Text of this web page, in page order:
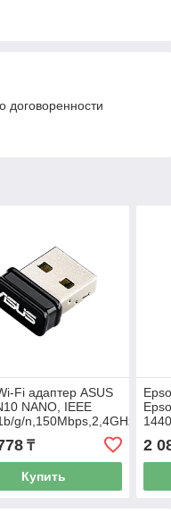
договоренности
Fi адаптер ASUS
NANO, IEEE
g/n,150Mbps,2,4GHz
₸
Купить
2